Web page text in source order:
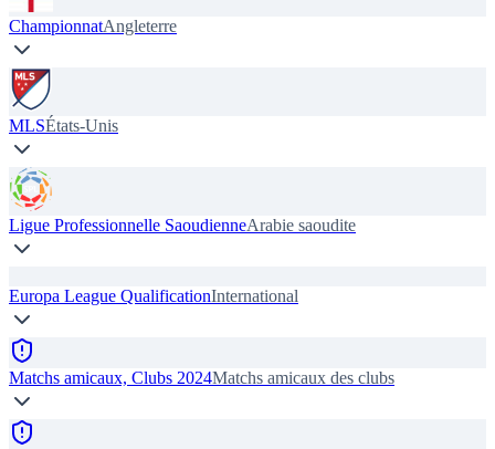
ChampionnatAngleterre
MLSÉtats-Unis
Ligue Professionnelle SaoudienneArabie saoudite
Europa League QualificationInternational
Matchs amicaux, Clubs 2024Matchs amicaux des clubs